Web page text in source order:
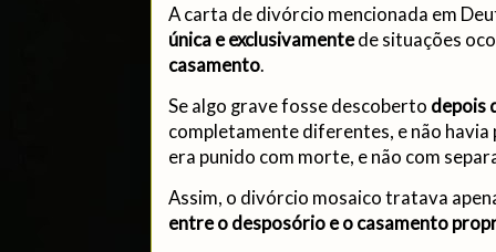
A carta de divórcio mencionada em
única e exclusivamentede situações
casamento.
Se algo grave fosse descoberto depois
completamente diferentes, e não
era punido com morte, e não com
Assim, o divórcio mosaico tratava
entre o desposório e o casamento